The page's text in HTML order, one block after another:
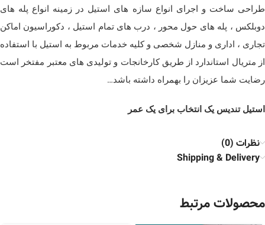
طراحی ساخت و اجرای انواع سازه های استیل در زمینه انواع پله های
دوبلکس ، پله های حول محور ، درب های تمام استیل ، دکوراسیون اماکن
تجاری ، اداری و منازل شخصی و کلیه خدمات مربوط به استیل با استفاده
از متریال استاندارد از طریق کارخانجات و تولیدی های معتبر مفتخر است
رضایت شما عزیزان را بهمراه داشته باشد…
استیل تندیس یک انتخاب برای یک عمر
نظرات (0)
Shipping & Delivery
محصولات مرتبط